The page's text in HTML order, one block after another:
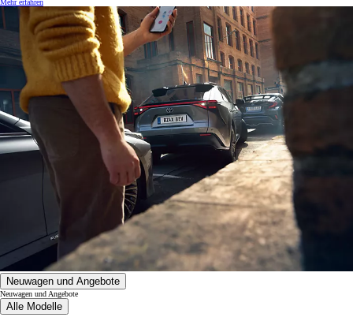
Neuwagen und Angebote
Neuwagen und Angebote
Alle Modelle